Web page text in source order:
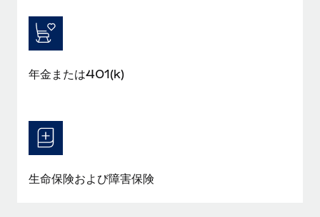
詳細を見る
給与詐欺：種類、事例、ビジネスを守る方法
ム間で頻繁に移動しているためです。このため、自社のビジネス
を保護することは極めて重要です。...
年金または401(k)
生命保険および障害保険